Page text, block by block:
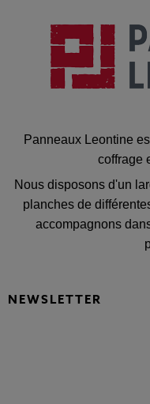
Panneaux Leontine
coffrage
Nous disposons d'un
planches de
accompagnons
NEWSLETTER